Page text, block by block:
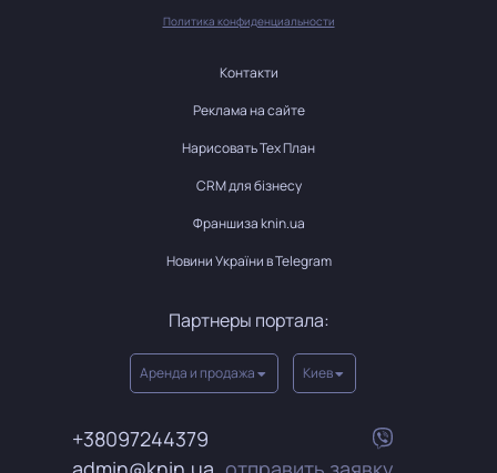
Политика конфиденциальности
Контакти
Реклама на сайте
Нарисовать Тех План
CRM для бізнесу
Франшиза knin.ua
Новини України в Telegram
Партнеры портала:
Аренда и продажа Киев
+38097244379